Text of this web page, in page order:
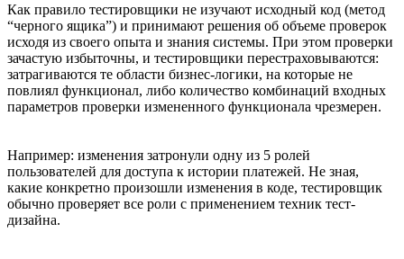
Как правило тестировщики не изучают исходный код (метод
“черного ящика”) и принимают решения об объеме проверок
исходя из своего опыта и знания системы. При этом проверки
зачастую избыточны, и тестировщики перестраховываются:
затрагиваются те области бизнес-логики, на которые не
повлиял функционал, либо количество комбинаций входных
параметров проверки измененного функционала чрезмерен.
Например: изменения затронули одну из 5 ролей
пользователей для доступа к истории платежей. Не зная,
какие конкретно произошли изменения в коде, тестировщик
обычно проверяет все роли с применением техник тест-
дизайна.